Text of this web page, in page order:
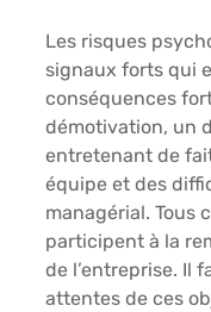
Les risques
signaux forts qui
conséquences
démotivation, un
entretenant de
équipe et des
managérial. Tous
participent à la
de l’entreprise. Il
attentes de ces